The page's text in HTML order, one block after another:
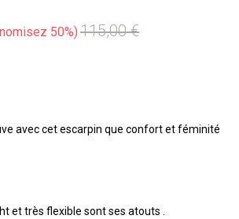
50% 115,00 €
avec cet escarpin que confort et féminité
et très flexible sont ses atouts .